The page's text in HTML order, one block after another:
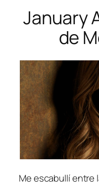
January
de
Me escabullí entre